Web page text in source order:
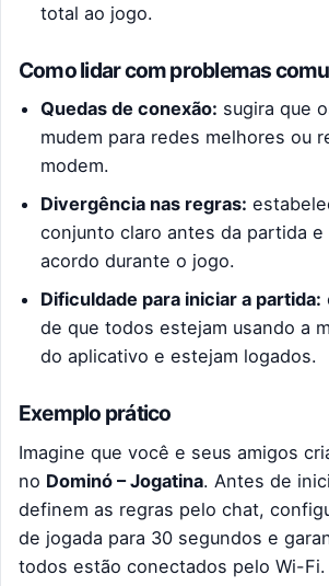
total ao jogo.
Como lidar com problemas
Quedas de conexão: sugira que
mudem para redes melhores ou
modem.
Divergência nas regras:
conjunto claro antes da partida e
acordo durante o jogo.
Dificuldade para iniciar a partida:
de que todos estejam usando a
do aplicativo e estejam logados.
Exemplo prático
Imagine que você e seus amigos
no Dominó – Jogatina. Antes de
definem as regras pelo chat,
de jogada para 30 segundos e
todos estão conectados pelo Wi-Fi.